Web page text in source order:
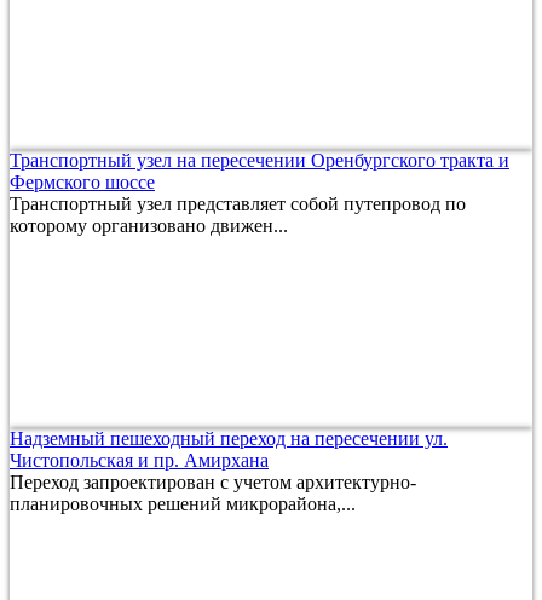
Транспортный узел на пересечении Оренбургского тракта и
Фермского шоссе
Транспортный узел представляет собой путепровод по
которому организовано движен...
Надземный пешеходный переход на пересечении ул.
Чистопольская и пр. Амирхана
Переход запроектирован с учетом архитектурно-
планировочных решений микрорайона,...